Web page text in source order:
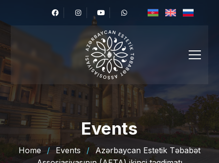
Events
Home / Events /
Azərbaycan Estetik Təbabət